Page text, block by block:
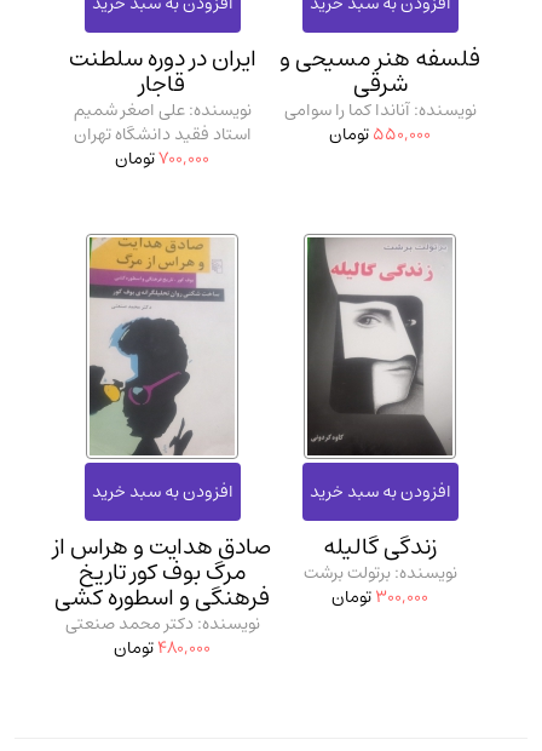
فلسفه هنر مسیحی و
شرقی
نویسنده: آناندا کما را سوامی
550,000تومان
ایران در دوره سلطنت
قاجار
نویسنده: علی اصغر شمیم
استاد فقید دانشگاه تهران
700,000تومان
زندگی گالیله
نویسنده: برتولت برشت
300,000تومان
صادق هدایت و هراس از
مرگ بوف کور تاریخ
فرهنگی و اسطوره کشی
نویسنده: دکتر محمد صنعتی
480,000تومان